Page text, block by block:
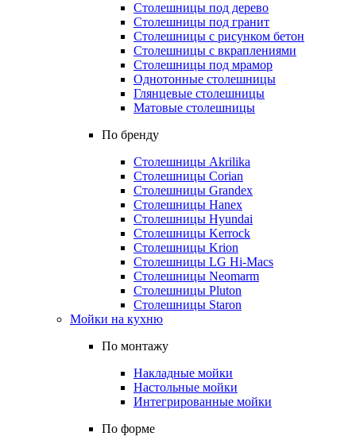
Столешницы под дерево
Столешницы под гранит
Столешницы с рисунком бетон
Столешницы с вкраплениями
Столешницы под мрамор
Однотонные столешницы
Глянцевые столешницы
Матовые столешницы
По бренду
Столешницы Akrilika
Столешницы Corian
Столешницы Grandex
Столешницы Hanex
Столешницы Hyundai
Столешницы Kerrock
Столешницы Krion
Столешницы LG Hi-Macs
Столешницы Neomarm
Столешницы Pluton
Столешницы Staron
Мойки на кухню
По монтажу
Накладные мойки
Настольные мойки
Интегрированные мойки
По форме